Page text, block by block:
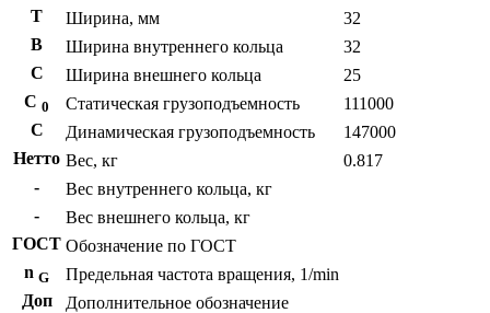
T
Ширина, мм
32
B
Ширина внутреннего кольца
32
С
Ширина внешнего кольца
25
С 0 Статическая грузоподъемность
111000
C
Динамическая грузоподъемность
147000
Нетто Вес, кг
0.817
-
Вес внутреннего кольца, кг
-
Вес внешнего кольца, кг
ГОСТ Обозначение по ГОСТ
n G
Предельная частота вращения, 1/min
Доп
Дополнительное обозначение